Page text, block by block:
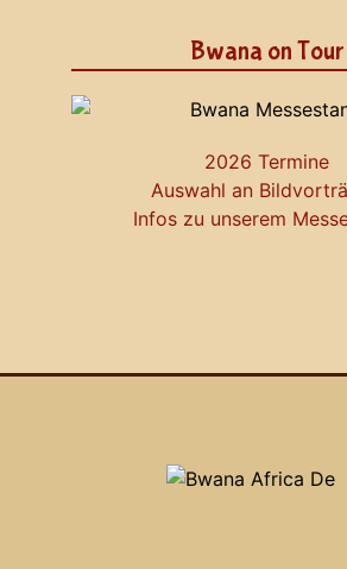
Bwana on Tour
2026 Termine
Auswahl an
Infos zu unserem